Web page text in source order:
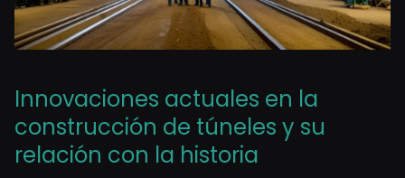
Innovaciones actuales en la
construcción de túneles y su
relación con la historia